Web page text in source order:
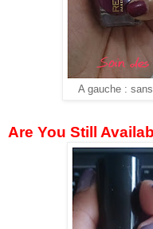
A gauche :
Are You Still